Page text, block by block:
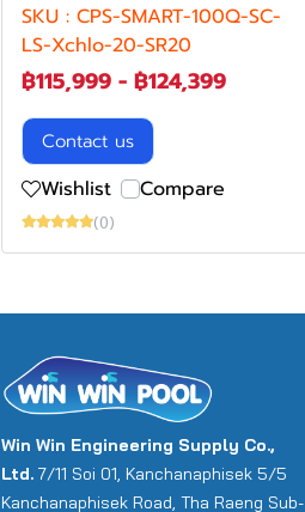
SKU : CPS-SMART-100Q-SC-
LS-Xchlo-20-SR20
฿115,999 - ฿124,399
Contact us
Wishlist Compare
(0)
Win Win Engineering Supply Co.,
Ltd. 7/11 Soi 01, Kanchanaphisek 5/5
Kanchanaphisek Road, Tha Raeng Sub-